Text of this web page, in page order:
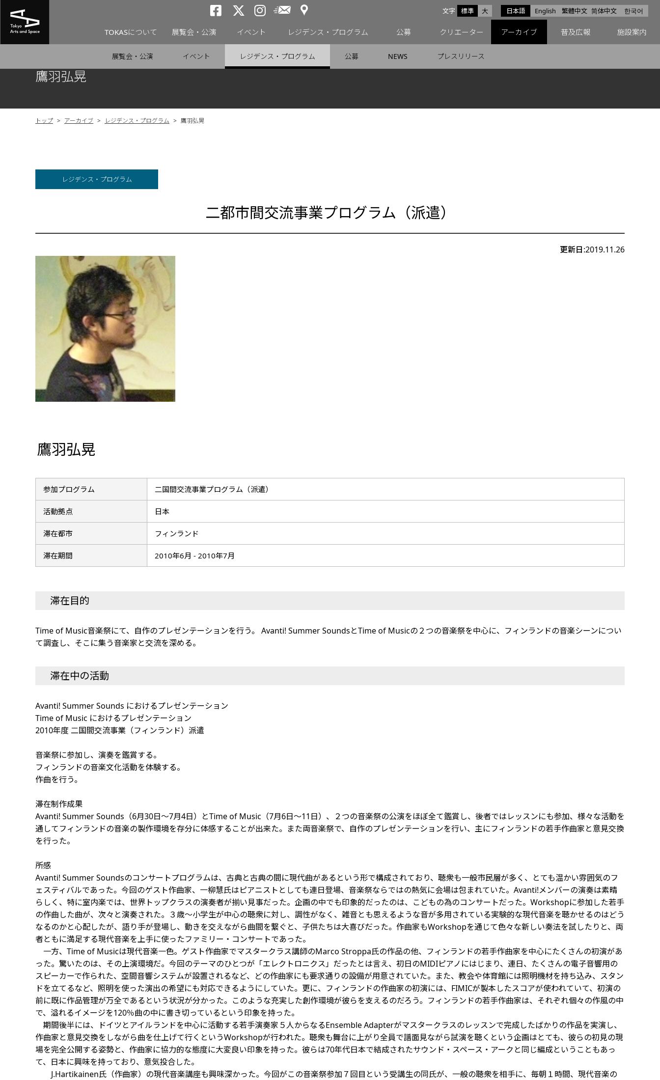
日本語 English 繁體中文 简体中文 한국어
文字サイズ
標準 大
トーキョーアーツアンドスペースfacebook
トーキョーアーツアンドスペースX
トーキョーアーツアンドスペースInstagram
メールニュース
アクセス
TOKASについて 展覧会・公演 イベント レジデンス・プログラム 公募 クリエーター アーカイブ 普及広報 施設案内
展覧会・公演 イベント レジデンス・プログラム 公募 NEWS プレスリリース
鷹羽弘晃
トップ > アーカイブ > レジデンス・プログラム > 鷹羽弘晃
レジデンス・プログラム
二都市間交流事業プログラム（派遣）
更新日:2019.11.26
鷹羽弘晃
参加プログラム 二国間交流事業プログラム（派遣）
活動拠点 日本
滞在都市 フィンランド
滞在期間 2010年6月 - 2010年7月
滞在目的
Time of Music音楽祭にて、自作のプレゼンテーションを行う。 Avanti! Summer SoundsとTime of Musicの２つの音楽祭を中心に、フィンランドの音楽シーンについ
て調査し、そこに集う音楽家と交流を深める。
滞在中の活動
Avanti! Summer Sounds におけるプレゼンテーション
Time of Music におけるプレゼンテーション
2010年度 二国間交流事業（フィンランド）派遣
音楽祭に参加し、演奏を鑑賞する。
フィンランドの音楽文化活動を体験する。
作曲を行う。
滞在制作成果
Avanti! Summer Sounds（6月30日～7月4日）とTime of Music（7月6日～11日）、２つの音楽祭の公演をほぼ全て鑑賞し、後者ではレッスンにも参加、様々な活動を
通してフィンランドの音楽の製作環境を存分に体感することが出来た。また両音楽祭で、自作のプレゼンテーションを行い、主にフィンランドの若手作曲家と意見交換
を行った。
所感
Avanti! Summer Soundsのコンサートプログラムは、古典と古典の間に現代曲があるという形で構成されており、聴衆も一般市民層が多く、とても温かい雰囲気のフ
ェスティバルであった。今回のゲスト作曲家、一柳慧氏はピアニストとしても連日登場、音楽祭ならではの熱気に会場は包まれていた。Avanti!メンバーの演奏は素晴
らしく、特に室内楽では、世界トップクラスの演奏者が揃い見事だった。企画の中でも印象的だったのは、こどもの為のコンサートだった。Workshopに参加した若手
の作曲した曲が、次々と演奏された。３歳～小学生が中心の聴衆に対し、調性がなく、雑音とも思えるような音が多用されている実験的な現代音楽を聴かせるのはどう
なるのかと心配したが、語り手が登場し、動きを交えながら曲間を繋ぐと、子供たちは大喜びだった。作曲家もWorkshopを通じて色々な新しい奏法を試したりと、両
者ともに満足する現代音楽を上手に使ったファミリー・コンサートであった。
一方、Time of Musicは現代音楽一色。ゲスト作曲家でマスタークラス講師のMarco Stroppa氏の作品の他、フィンランドの若手作曲家を中心にたくさんの初演があ
った。驚いたのは、その上演環境だ。今回のテーマのひとつが「エレクトロニクス」だったとは言え、初日のMIDIピアノにはじまり、連日、たくさんの電子音響用の
スピーカーで作られた、空間音響システムが設置されるなど、どの作曲家にも要求通りの設備が用意されていた。また、教会や体育館には照明機材を持ち込み、スタン
ドを立てるなど、照明を使った演出の希望にも対応できるようにしていた。更に、フィンランドの作曲家の初演には、FIMICが製本したスコアが使われていて、初演の
前に既に作品管理が万全であるという状況が分かった。このような充実した創作環境が彼らを支えるのだろう。フィンランドの若手作曲家は、それぞれ個々の作風の中
で、溢れるイメージを120％曲の中に書き切っているという印象を持った。
期間後半には、ドイツとアイルランドを中心に活動する若手演奏家５人からなるEnsemble Adapterがマスタークラスのレッスンで完成したばかりの作品を実演し、
作曲家と意見交換をしながら曲を仕上げて行くというWorkshopが行われた。聴衆も舞台に上がり全員で譜面見ながら試演を聴くという企画はとても、彼らの初見の現
場を完全公開する姿勢と、作曲家に協力的な態度に大変良い印象を持った。彼らは70年代日本で結成されたサウンド・スペース・アークと同じ編成ということもあっ
て、日本に興味を持っており、意気投合した。
J.Hartikainen氏（作曲家）の現代音楽講座も興味深かった。今回がこの音楽祭参加７回目という受講生の同氏が、一般の聴衆を相手に、毎朝１時間、現代音楽の